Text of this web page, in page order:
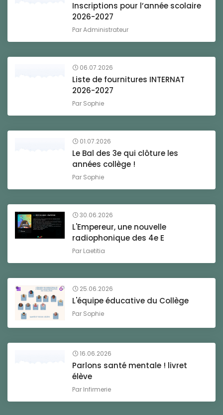
Inscriptions pour l’année scolaire
2026-2027
ParAdministrateur
06.07.2026
Liste de fournitures INTERNAT
2026-2027
Par Sophie
01.07.2026
Le Bal des 3e qui clôture les
années collège !
Par Sophie
30.06.2026
L'Empereur, une nouvelle
radiophonique des 4e E
Par Laetitia
25.06.2026
L'équipe éducative du Collège
Par Sophie
16.06.2026
Parlons santé mentale ! livret
élève
Par Infirmerie